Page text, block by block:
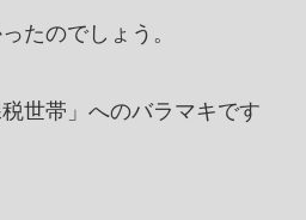
たのでしょう。
世帯」へのバラマキです